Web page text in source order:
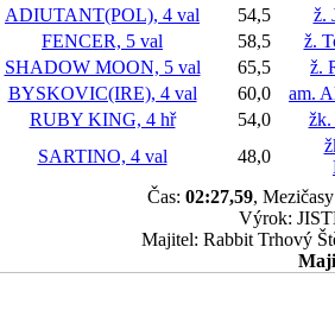
ADIUTANT(POL), 4 val 54,5
ž.
FENCER, 5 val 58,5
ž.
SHADOW MOON, 5 val 65,5
ž.
BYSKOVIC(IRE), 4 val 60,0
am.
RUBY KING, 4 hř 54,0
žk.
SARTINO, 4 val 48,0
Čas: 02:27,59,
Výrok:
Majitel: Rabbit Trhový